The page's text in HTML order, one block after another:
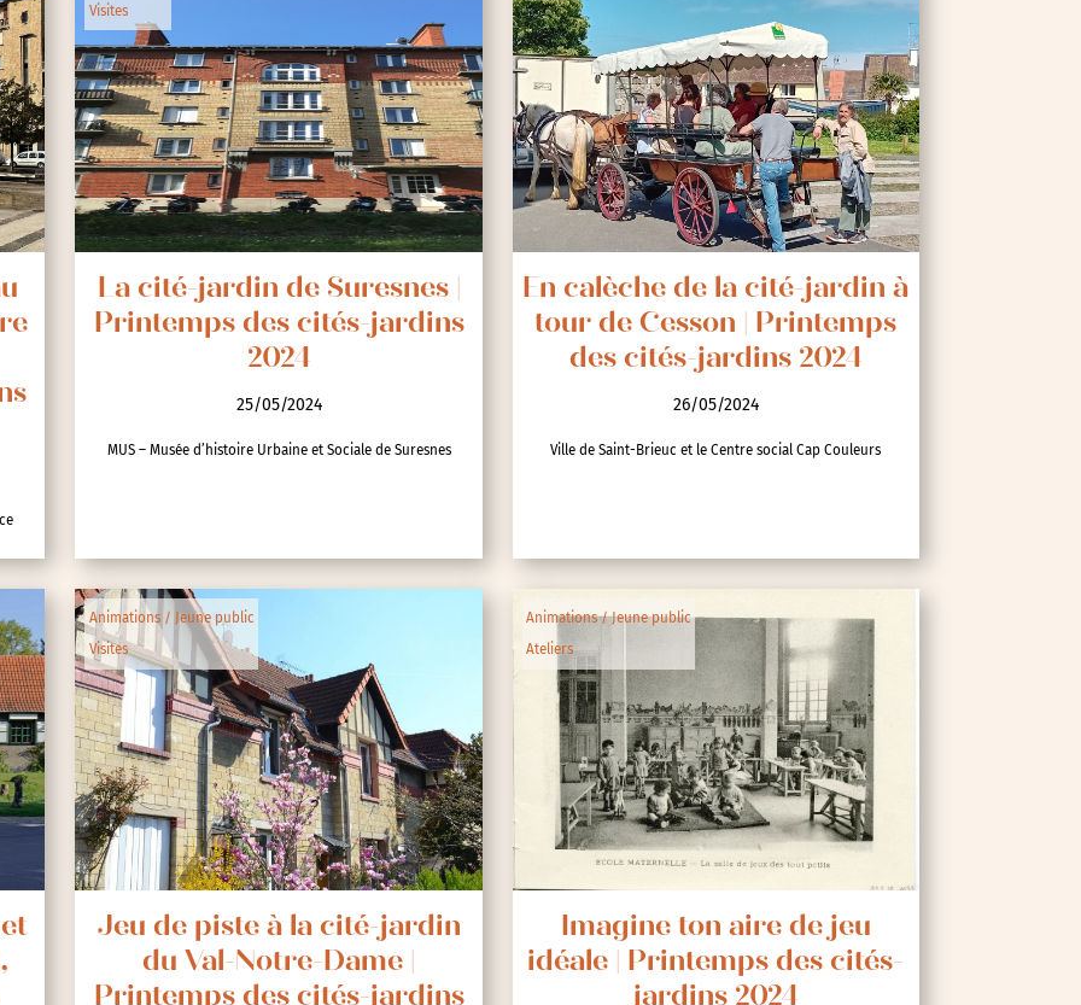
Visites
La cité-jardin de Suresnes |
Printemps des cités-jardins
2024
25/05/2024
MUS – Musée d’histoire Urbaine et Sociale de Suresnes
En calèche de la cité-jardin à
tour de Cesson | Printemps
des cités-jardins 2024
26/05/2024
Ville de Saint-Brieuc et le Centre social Cap Couleurs
Animations / Jeune public
Visites
Jeu de piste à la cité-jardin
du Val-Notre-Dame |
Printemps des cités-jardins
Animations / Jeune public
Ateliers
Imagine ton aire de jeu
idéale | Printemps des cités-
jardins 2024